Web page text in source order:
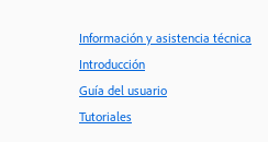
Información y asistencia técnica
Introducción
Guía del usuario
Tutoriales